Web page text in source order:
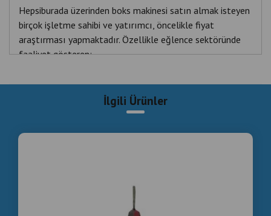
Hepsiburada üzerinden boks makinesi satın almak isteyen
birçok işletme sahibi ve yatırımcı, öncelikle fiyat
araştırması yapmaktadır. Özellikle eğlence sektöründe
faaliyet gösteren:
Oyun salonları
Hepsiburada boks makinesi fiyat
İlgili Ürünler